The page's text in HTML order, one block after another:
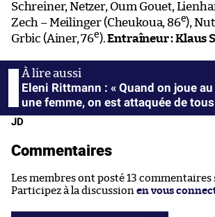
Schreiner, Netzer, Oum Gouet,
Zech – Meilinger (Cheukoua, 86e),
Grbic (Ainer, 76e).Entraîneur : Klaus
Eleni Rittmann : « Quand on joue
une femme, on est attaquée de
JD
Commentaires
Les membres ont posté 13
Participez à la discussion en vous